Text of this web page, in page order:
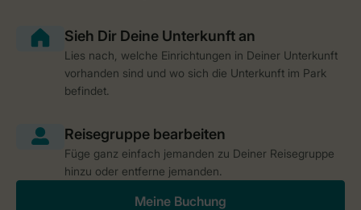
Lies nach, welche Einrichtungen in Deiner Unterkunft
vorhanden sind und wo sich die Unterkunft im Park
befindet.
Füge ganz einfach jemanden zu Deiner Reisegruppe
hinzu oder entferne jemanden.
Meine Buchung